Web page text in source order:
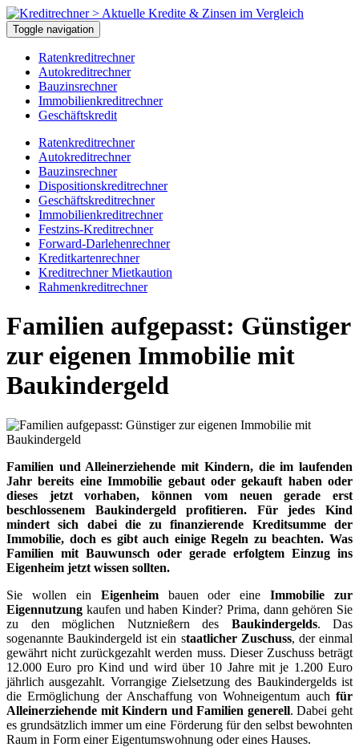
Toggle navigation
Ratenkreditrechner
Autokreditrechner
Bauzinsrechner
Immobilienkreditrechner
Geschäftskredit
Ratenkreditrechner
Autokreditrechner
Bauzinsrechner
Dispositionskreditrechner
Geschäftskreditrechner
Immobilienkreditrechner
Festzins-Kreditrechner
Forward-Darlehenrechner
Kreditkartenrechner
Kreditrechner Mietkaution
Rahmenkreditrechner
Familien aufgepasst: Günstiger
zur eigenen Immobilie mit
Baukindergeld
Familien und Alleinerziehende mit Kindern, die im laufenden
Jahr bereits eine Immobilie gebaut oder gekauft haben oder
dieses jetzt vorhaben, können vom neuen gerade erst
beschlossenem Baukindergeld profitieren. Für jedes Kind
mindert sich dabei die zu finanzierende Kreditsumme der
Immobilie, doch es gibt auch einige Regeln zu beachten. Was
Familien mit Bauwunsch oder gerade erfolgtem Einzug ins
Eigenheim jetzt wissen sollten.
Sie wollen ein Eigenheimbauen oder eineImmobilie zur
Eigennutzung kaufen und haben Kinder? Prima, dann gehören Sie
zu den möglichen Nutznießern des Baukindergelds. Das
sogenannte Baukindergeld ist ein staatlicher Zuschuss, der einmal
gewährt nicht zurückgezahlt werden muss. Dieser Zuschuss beträgt
12.000 Euro pro Kind und wird über 10 Jahre mit je 1.200 Euro
jährlich ausgezahlt. Vorrangige Zielsetzung des Baukindergelds ist
die Ermöglichung der Anschaffung von Wohneigentum auch für
Alleinerziehende mit Kindern und Familien generell. Dabei geht
es grundsätzlich immer um eine Förderung für den selbst bewohnten
Raum in Form einer Eigentumswohnung oder eines Hauses.